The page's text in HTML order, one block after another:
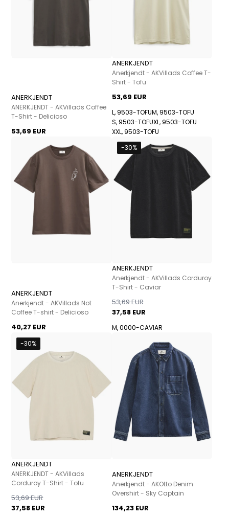
ANERKJENDT
ANERKJENDT - AKVillads Coffee
T-Shirt - Delicioso
53,69 EUR
ANERKJENDT
Anerkjendt - AKVillads Coffee T-
Shirt - Tofu
53,69 EUR
L, 9503-TOFUM, 9503-TOFU
S, 9503-TOFUXL, 9503-TOFU
XXL, 9503-TOFU
ANERKJENDT
Anerkjendt - AKVillads Not
Coffee T-shirt - Delicioso
40,27 EUR
-30%
ANERKJENDT
Anerkjendt - AKVillads Corduroy
T-Shirt - Caviar
37,58 EUR
53,69 EUR
M, 0000-CAVIAR
-30%
ANERKJENDT
ANERKJENDT - AKVillads
Corduroy T-Shirt - Tofu
37,58 EUR
53,69 EUR
ANERKJENDT
Anerkjendt - AKOtto Denim
Overshirt - Sky Captain
134,23 EUR